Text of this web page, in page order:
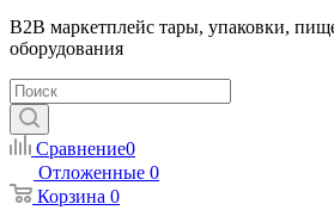
B2B маркетплейс тары, упаковки,
оборудования
Сравнение0
Отложенные 0
Корзина 0